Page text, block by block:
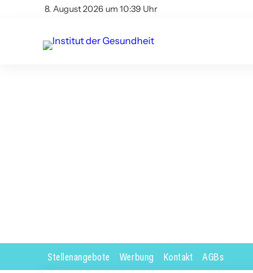
8. August 2026 um 10:39 Uhr
Stellenangebote Werbung Kontakt AGBs